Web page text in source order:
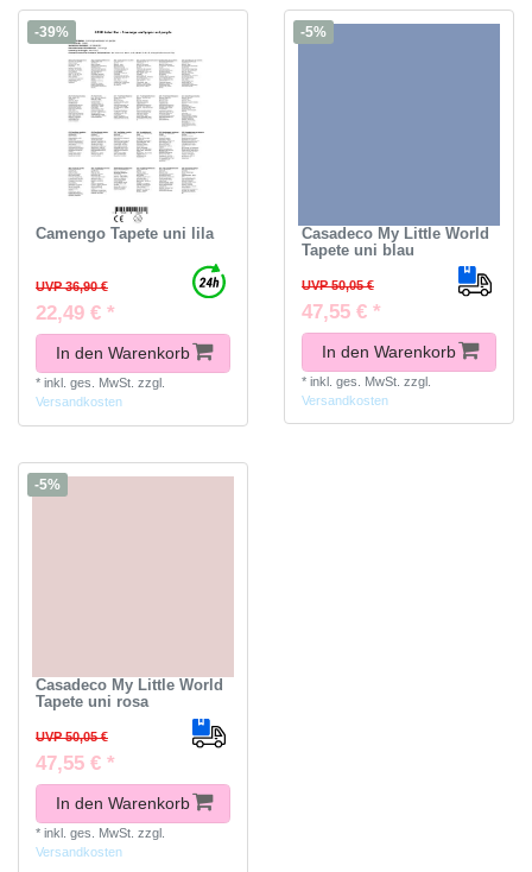
-39%
Camengo Tapete uni lila
UVP 36,90 €
22,49 € *
In den Warenkorb
* inkl. ges. MwSt. zzgl.
Versandkosten
-5%
Casadeco My Little World
Tapete uni blau
UVP 50,05 €
47,55 € *
In den Warenkorb
* inkl. ges. MwSt. zzgl.
Versandkosten
-5%
Casadeco My Little World
Tapete uni rosa
UVP 50,05 €
47,55 € *
In den Warenkorb
* inkl. ges. MwSt. zzgl.
Versandkosten